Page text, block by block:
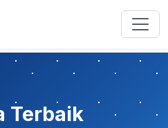
Terbaik